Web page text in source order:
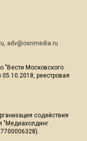
, adv@osnmedia.ru
"Вести Московского
реестровая
содействия
"Медиахолдинг